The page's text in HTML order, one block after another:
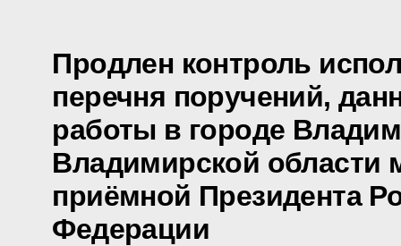
Продлен контроль
перечня поручений,
работы в городе
Владимирской области
приёмной Президента
Федерации